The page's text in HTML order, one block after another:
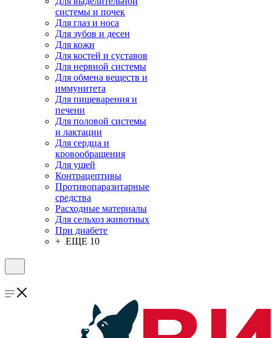
системы и почек
Для глаз и носа
Для зубов и десен
Для кожи
Для костей и суставов
Для нервной системы
Для обмена веществ и
иммунитета
Для пищеварения и
печени
Для половой системы
и лактации
Для сердца и
кровообращения
Для ушей
Контрацептивы
Противопаразитарные
средства
Расходные материалы
Для сельхоз животных
При диабете
+ ЕЩЕ 10